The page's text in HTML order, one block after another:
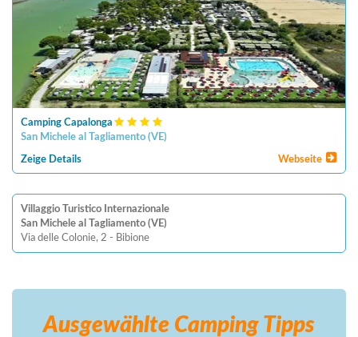
Camping Capalonga
San Michele al Tagliamento (VE)
Zeige Details Webseite
Villaggio Turistico Internazionale
San Michele al Tagliamento (VE)
Via delle Colonie, 2 - Bibione
Ausgewählte Camping Tipps